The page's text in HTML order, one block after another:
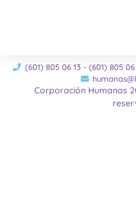
(601) 805 06 13 - (601) 805
Corporación Humanas